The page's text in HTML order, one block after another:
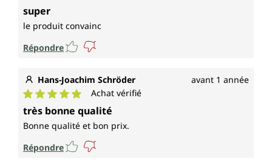
super
le produit convainc
Répondre
Hans-Joachim Schröder avant 1 année
Note moyenne de 5 sur 5 étoiles
Achat vérifié
très bonne qualité
Bonne qualité et bon prix.
Répondre